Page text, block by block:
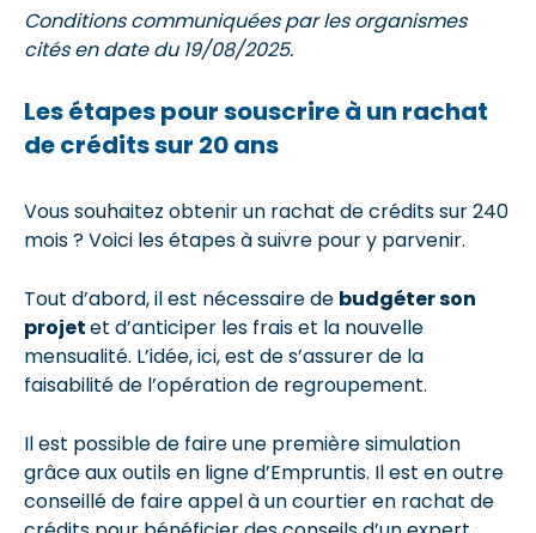
Conditions communiquées par les organismes
cités en date du 19/08/2025.
Les étapes pour souscrire à un rachat
de crédits sur 20 ans
Vous souhaitez obtenir un rachat de crédits sur 240
mois ? Voici les étapes à suivre pour y parvenir.
Tout d’abord, il est nécessaire de budgéter son
projetet d’anticiper les frais et la nouvelle
mensualité. L’idée, ici, est de s’assurer de la
faisabilité de l’opération de regroupement.
Il est possible de faire une première simulation
grâce aux outils en ligne d’Empruntis. Il est en outre
conseillé de faire appel à un courtier en rachat de